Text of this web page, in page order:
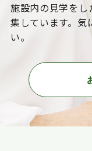
施設内の見学を
集しています。気
い。